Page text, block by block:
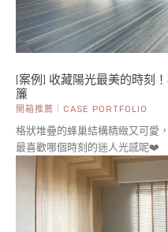
[案例] 收藏陽光最美的時刻
簾
開箱推薦｜CASE PORTFOLIO
格狀堆疊的蜂巢結構精緻又可愛
最喜歡哪個時刻的迷人光感呢❤️